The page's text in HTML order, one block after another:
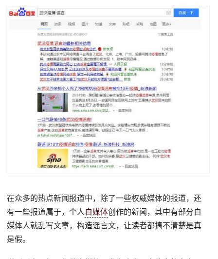
在众多的热点新闻报道中，除了一些权威媒体的报道，还
有一些报道属于，个人 自媒体创作的新闻，其中有部分自
媒体人就乱写文章，构造谣言文，让读者都搞不清楚是真
是假。